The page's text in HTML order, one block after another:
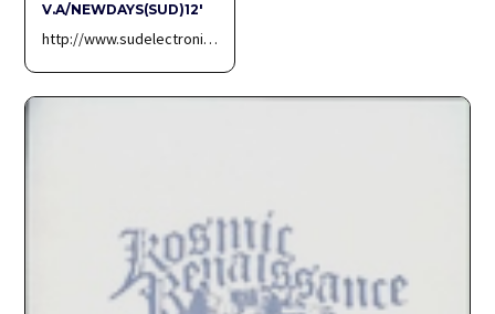
V.A/NEWDAYS(SUD)12′
http://www.sudelectroni…